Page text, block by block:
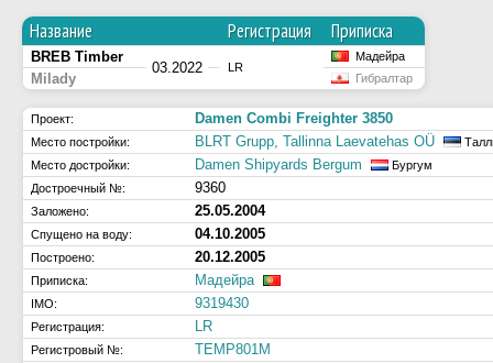
Название Регистрация Приписка
BREB Timber
03.2022 LR
Мадейра
Milady Гибралтар
Проект: Damen Combi Freighter 3850
Место постройки: BLRT Grupp, Tallinna Laevatehas OÜ
Место достройки:
Damen Shipyards Bergum
Бургум
Достроечный №:
9360
Заложено: 25.05.2004
Спущено на воду: 04.10.2005
Построено: 20.12.2005
Приписка: Мадейра
IMO: 9319430
Регистрация: LR
Регистровый №: TEMP801M